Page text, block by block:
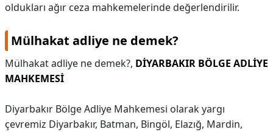
oldukları ağır ceza mahkemelerinde değerlendirilir.
Mülhakat adliye ne demek?
Mülhakat adliye ne demek?, DİYARBAKIR BÖLGE ADLİYE
MAHKEMESİ
Diyarbakır Bölge Adliye Mahkemesi olarak yargı
çevremiz Diyarbakır, Batman, Bingöl, Elazığ, Mardin,